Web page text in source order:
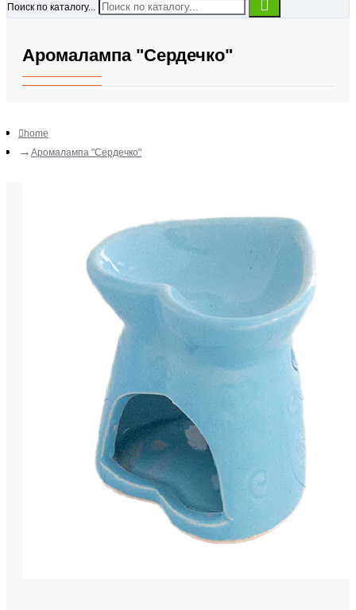
Поиск по каталогу...
Аромалампа "Сердечко"
home
Аромалампа "Сердечко"